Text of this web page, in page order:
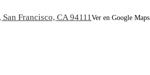
Francisco, CA 94111Ver en Google Maps